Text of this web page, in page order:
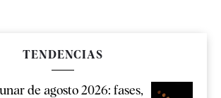
TENDENCIAS
de agosto 2026: fases,